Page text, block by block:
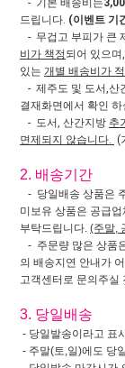
- 기본 배송비는
드립니다. (이벤트 기
- 무겁고 부피가 큰
비가 책정되어 있으
있는 개별 배송비가
- 제주도 및 도서,산
결재화면에서 확인
- 도서, 산간지방 추
면제되지 않습니다. (
2. 배송기간
- 당일배송 상품은
미보유 상품은 공급
부탁드립니다. (주말,
- 주문량 많은 상품
의 배송지연 안내가
고객센터로 문의주실
3. 당일배송
- 당일발송이라고 표
- 주말(토,일)에도 당